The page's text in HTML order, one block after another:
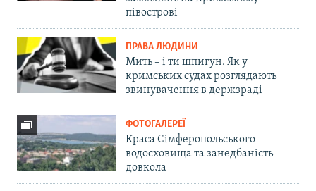
півострові
ПРАВА ЛЮДИНИ
Мить – і ти шпигун. Як у
кримських судах розглядають
звинувачення в держзраді
ФОТОГАЛЕРЕЇ
Краса Сімферопольського
водосховища та занедбаність
довкола